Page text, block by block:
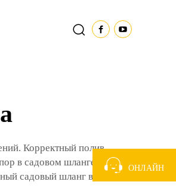
Корректный полив
в садовом шланге
садовый шланг в
ОНЛАЙН